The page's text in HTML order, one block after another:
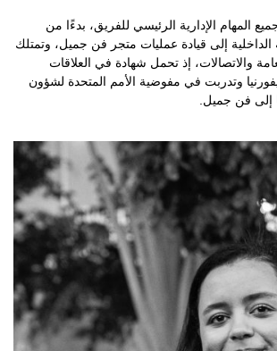
المهام الإدارية الرئيسي للفريق، بدءًا من
الداخلية إلى قيادة عمليات متجر فن جميل، وتمتلك
والاتصالات، إذ تحمل شهادة في العلاقات
وتدربت في مفوضية الأمم المتحدة لشؤون
إلى فن جميل.